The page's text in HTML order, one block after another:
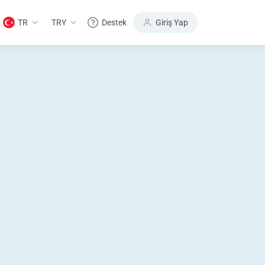
TR TRY Destek Giriş Yap